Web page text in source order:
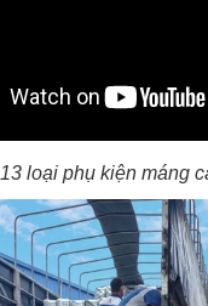
13 loại phụ kiện máng